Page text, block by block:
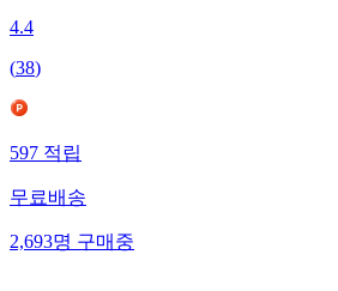
4.4
(38)
597 적립
무료배송
2,693명 구매중